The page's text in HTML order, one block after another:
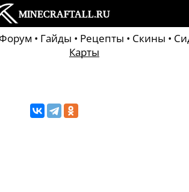
Форум • Гайды • Рецепты • Скины •
Карты